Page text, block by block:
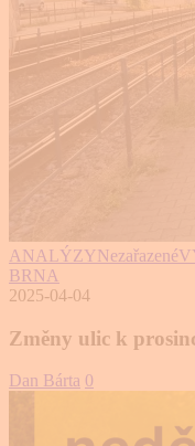
ANALÝZYNezařazené
BRNA
2025-04-04
Změny ulic k
Dan Bárta 0